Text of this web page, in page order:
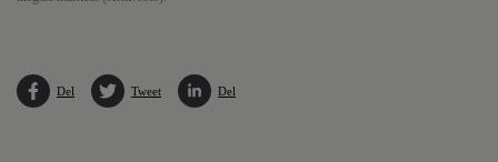
Del Tweet Del